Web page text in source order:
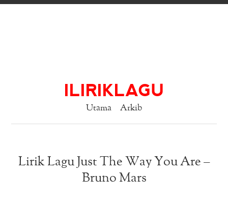
ILIRIKLAGU
Utama Arkib
Lirik Lagu Just The Way You Are –
Bruno Mars